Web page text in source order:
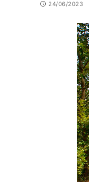
24/06/2023